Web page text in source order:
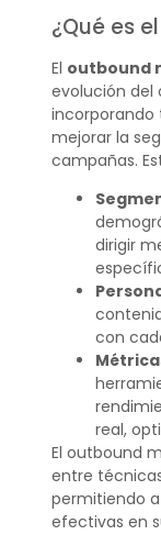
¿Qué es
El outbound
evolución del
incorporando
mejorar la
campañas.
dirigir
con
real,
El outbound
entre
permitiendo
efectivas en